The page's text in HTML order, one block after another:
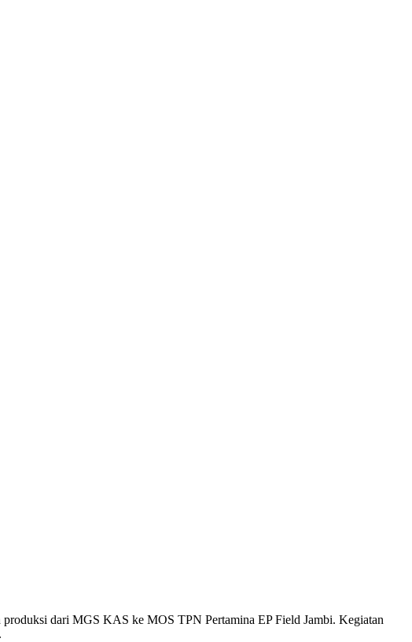
dari MGS KAS ke MOS TPN Pertamina EP Field Jambi. Kegiatan